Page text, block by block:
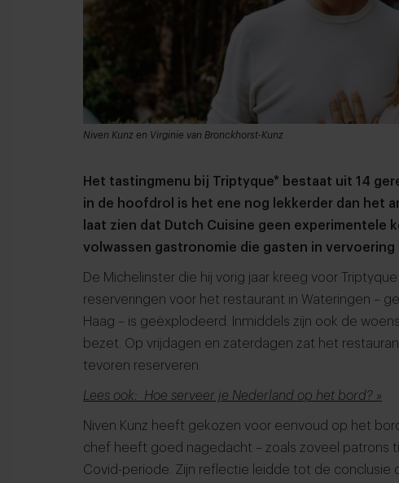
Niven Kunz en Virginie van Bronckhorst-Kunz
Het tastingmenu bij Triptyque* bestaat uit 14
in de hoofdrol is het ene nog lekkerder dan het
laat zien dat Dutch Cuisine geen experimentele
volwassen gastronomie die gasten in vervoering
De Michelinster die hij vorig jaar kreeg voor
reserveringen voor het restaurant in Wateringen –
Haag – is geëxplodeerd. Inmiddels zijn ook de
bezet. Op vrijdagen en zaterdagen zat het
tevoren reserveren.
Lees ook: Hoe serveer je Nederland op het bord? »
Niven Kunz heeft gekozen voor eenvoud op het
chef heeft goed nagedacht – zoals zoveel patrons
Covid-periode. Zijn reflectie leidde tot de